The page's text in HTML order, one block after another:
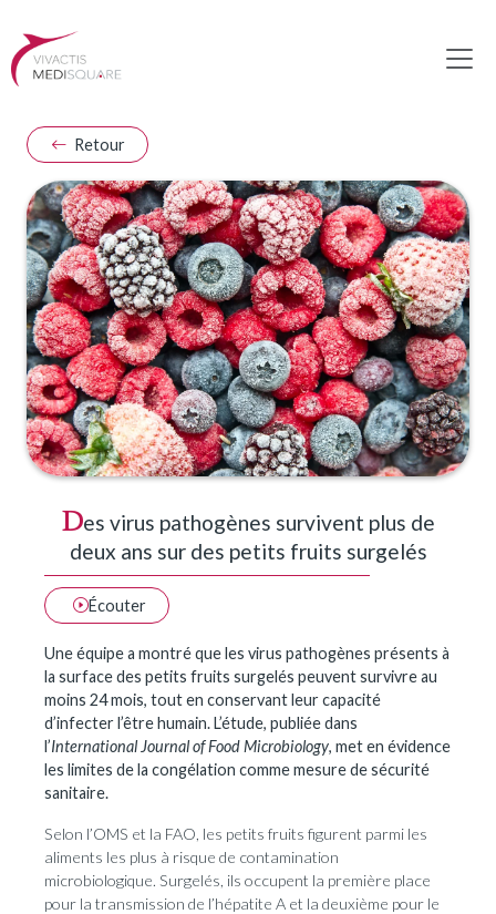
Retour
Des virus pathogènes survivent plus de
deux ans sur des petits fruits surgelés
Écouter
Une équipe a montré que les virus pathogènes présents à
la surface des petits fruits surgelés peuvent survivre au
moins 24 mois, tout en conservant leur capacité
d’infecter l’être humain. L’étude, publiée dans
l’International Journal of Food Microbiology, met en évidence
les limites de la congélation comme mesure de sécurité
sanitaire.
Selon l’OMS et la FAO, les petits fruits figurent parmi les
aliments les plus à risque de contamination
microbiologique. Surgelés, ils occupent la première place
pour la transmission de l’hépatite A et la deuxième pour le